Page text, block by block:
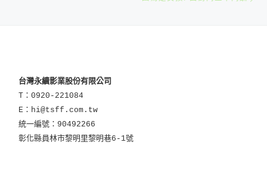
台灣永續影業股份有限公司
T：0920-221084
E：hi@tsff.com.tw
統一編號：90492266
彰化縣員林市黎明里黎明巷6-1號